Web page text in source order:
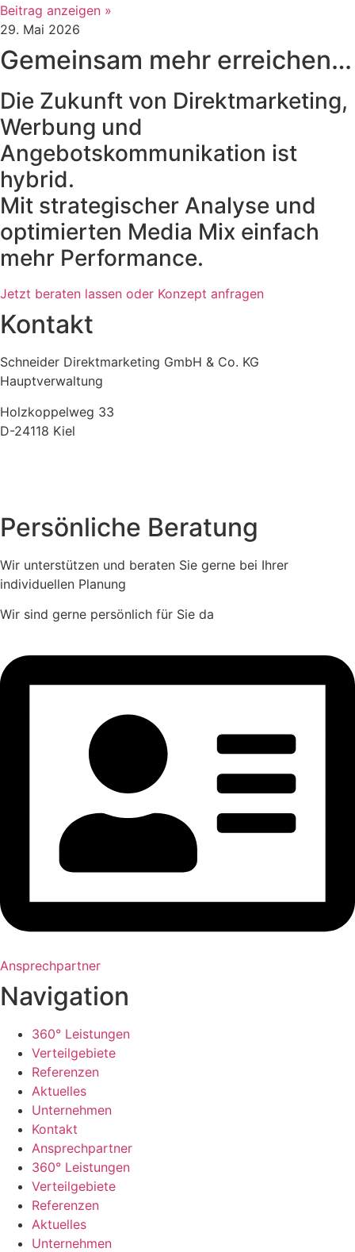
Beitrag anzeigen »
29. Mai 2026
Gemeinsam mehr erreichen…
Die Zukunft von Direktmarketing,
Werbung und
Angebotskommunikation ist
hybrid.
Mit strategischer Analyse und
optimierten Media Mix einfach
mehr Performance.
Jetzt beraten lassen oder Konzept anfragen
Kontakt
Schneider Direktmarketing GmbH & Co. KG
Hauptverwaltung
Holzkoppelweg 33
D-24118 Kiel
Persönliche Beratung
Wir unterstützen und beraten Sie gerne bei Ihrer
individuellen Planung
Wir sind gerne persönlich für Sie da
Ansprechpartner
Navigation
360° Leistungen
Verteilgebiete
Referenzen
Aktuelles
Unternehmen
Kontakt
Ansprechpartner
360° Leistungen
Verteilgebiete
Referenzen
Aktuelles
Unternehmen